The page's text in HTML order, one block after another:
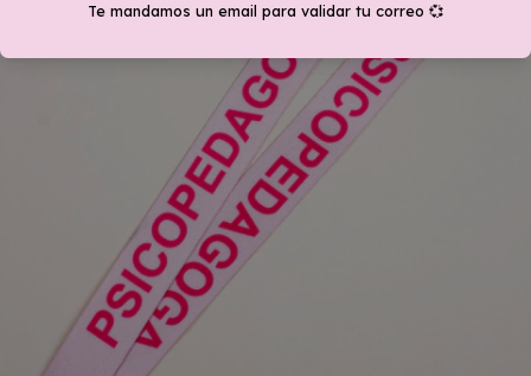
Te mandamos un email para validar tu correo 💞